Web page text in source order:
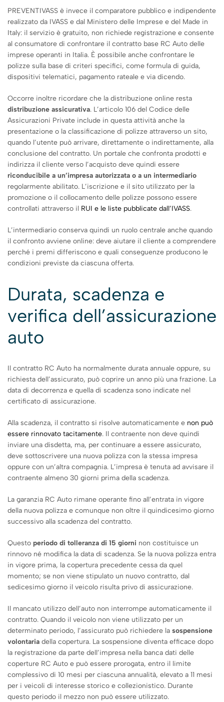
PREVENTIVASS è invece il comparatore pubblico e indipendente
realizzato da IVASS e dal Ministero delle Imprese e del Made in
Italy: il servizio è gratuito, non richiede registrazione e consente
al consumatore di confrontare il contratto base RC Auto delle
imprese operanti in Italia. È possibile anche confrontare le
polizze sulla base di criteri specifici, come formula di guida,
dispositivi telematici, pagamento rateale e via dicendo.
Occorre inoltre ricordare che la distribuzione online resta
distribuzione assicurativa. L’articolo 106 del Codice delle
Assicurazioni Private include in questa attività anche la
presentazione o la classificazione di polizze attraverso un sito,
quando l’utente può arrivare, direttamente o indirettamente, alla
conclusione del contratto. Un portale che confronta prodotti e
indirizza il cliente verso l’acquisto deve quindi essere
riconducibile a un’impresa autorizzata o a un intermediario
regolarmente abilitato. L’iscrizione e il sito utilizzato per la
promozione o il collocamento delle polizze possono essere
controllati attraverso il RUI e le liste pubblicate dall’IVASS.
L’intermediario conserva quindi un ruolo centrale anche quando
il confronto avviene online: deve aiutare il cliente a comprendere
perché i premi differiscono e quali conseguenze producono le
condizioni previste da ciascuna offerta.
Durata, scadenza e
verifica dell’assicurazione
auto
Il contratto RC Auto ha normalmente durata annuale oppure, su
richiesta dell’assicurato, può coprire un anno più una frazione. La
data di decorrenza e quella di scadenza sono indicate nel
certificato di assicurazione.
Alla scadenza, il contratto si risolve automaticamente e non può
essere rinnovato tacitamente. Il contraente non deve quindi
inviare una disdetta, ma, per continuare a essere assicurato,
deve sottoscrivere una nuova polizza con la stessa impresa
oppure con un’altra compagnia. L’impresa è tenuta ad avvisare il
contraente almeno 30 giorni prima della scadenza.
La garanzia RC Auto rimane operante fino all’entrata in vigore
della nuova polizza e comunque non oltre il quindicesimo giorno
successivo alla scadenza del contratto.
Questo periodo di tolleranza di 15 giorni non costituisce un
rinnovo né modifica la data di scadenza. Se la nuova polizza entra
in vigore prima, la copertura precedente cessa da quel
momento; se non viene stipulato un nuovo contratto, dal
sedicesimo giorno il veicolo risulta privo di assicurazione.
Il mancato utilizzo dell’auto non interrompe automaticamente il
contratto. Quando il veicolo non viene utilizzato per un
determinato periodo, l’assicurato può richiedere la sospensione
volontaria della copertura. La sospensione diventa efficace dopo
la registrazione da parte dell’impresa nella banca dati delle
coperture RC Auto e può essere prorogata, entro il limite
complessivo di 10 mesi per ciascuna annualità, elevato a 11 mesi
per i veicoli di interesse storico e collezionistico. Durante
questo periodo il mezzo non può essere utilizzato.